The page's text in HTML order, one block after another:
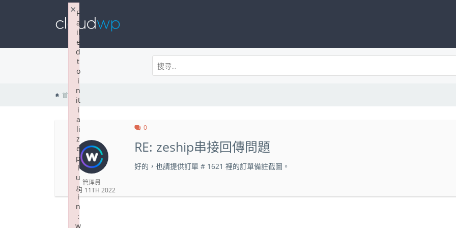
首頁
管理員
10 月 11TH 2022
0
RE: zeship串接回傳問題
好的，也請提供訂單 # 1621 裡的訂單備註截圖。
F
a
il
e
d
t
o
i
n
it
i
a
li
z
e
p
l
u
g
i
n
:
w
×